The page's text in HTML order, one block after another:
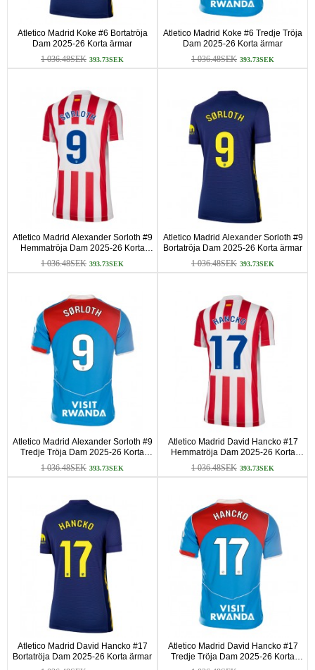
Atletico Madrid Koke #6 Bortatröja
Dam 2025-26 Korta ärmar
1 036.48SEK 393.73SEK
Atletico Madrid Koke #6 Tredje Tröja
Dam 2025-26 Korta ärmar
1 036.48SEK 393.73SEK
Atletico Madrid Alexander Sorloth #9
Hemmatröja Dam 2025-26 Korta
ärmar
1 036.48SEK 393.73SEK
Atletico Madrid Alexander Sorloth #9
Bortatröja Dam 2025-26 Korta ärmar
1 036.48SEK 393.73SEK
Atletico Madrid Alexander Sorloth #9
Tredje Tröja Dam 2025-26 Korta
ärmar
1 036.48SEK 393.73SEK
Atletico Madrid David Hancko #17
Hemmatröja Dam 2025-26 Korta
ärmar
1 036.48SEK 393.73SEK
Atletico Madrid David Hancko #17
Bortatröja Dam 2025-26 Korta ärmar
Atletico Madrid David Hancko #17
Tredje Tröja Dam 2025-26 Korta
ärmar